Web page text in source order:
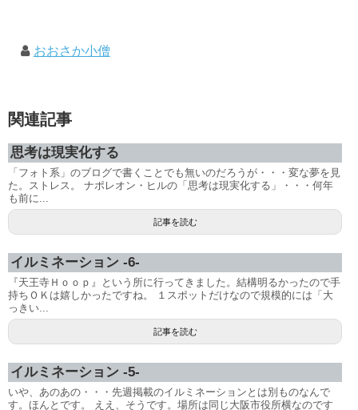
おおさか小僧
関連記事
思考は現実化する
「フォト系」のブログで書くことでも無いのだろうが・・・変な夢を見
た。ストレス。 ナポレオン・ヒルの「思考は現実化する」・・・何年
も前に...
記事を読む
イルミネーション -6-
『天王寺Ｈｏｏｐ』という所に行ってきました。結構明るかったので手
持ちＯＫは嬉しかったですね。 １スポットだけなので規模的には「大
っきい...
記事を読む
イルミネーション -5-
いや、あのあの・・・先週掲載のイルミネーションとは別ものなんで
す。ほんとです。 ええ、そうです。場所は同じ大阪市役所横なのです